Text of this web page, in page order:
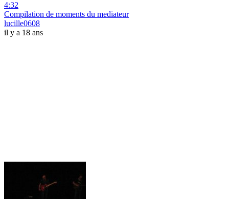
4:32
Compilation de moments du mediateur
lucille0608
il y a 18 ans